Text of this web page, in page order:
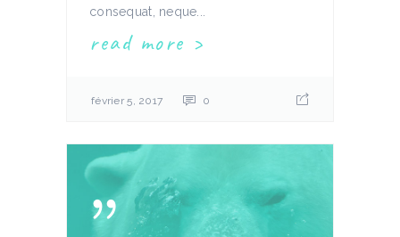
consequat, neque...
read more
février 5, 2017 0